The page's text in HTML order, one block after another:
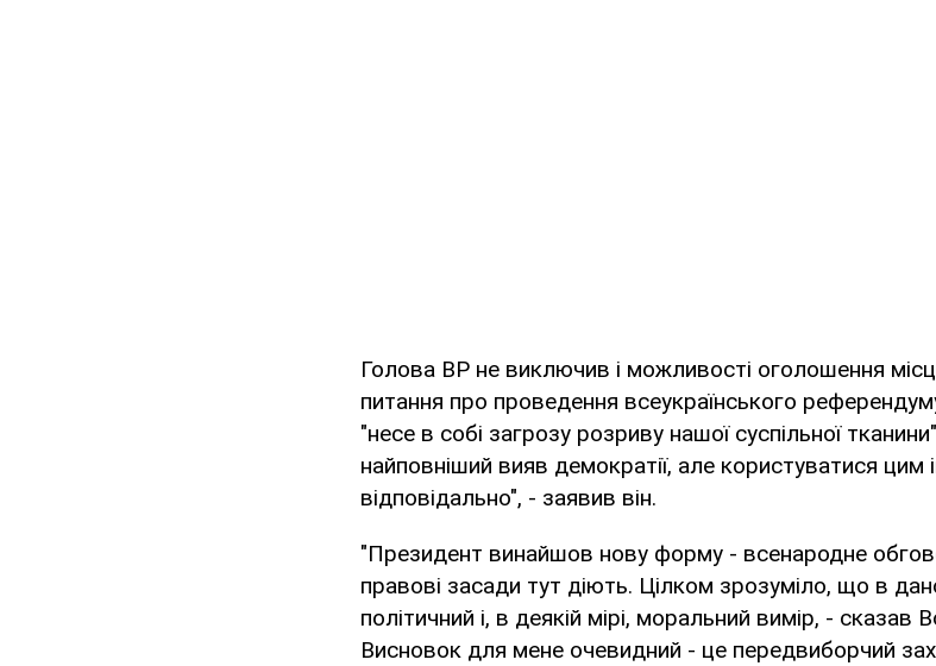
Голова ВР не виключив і можливості оголошення
питання про проведення всеукраїнського
"несе в собі загрозу розриву нашої суспільної
найповніший вияв демократії, але користуватися
відповідально", - заявив він.
"Президент винайшов нову форму - всенародне
правові засади тут діють. Цілком зрозуміло, що в
політичний і, в деякій мірі, моральний вимір, -
Висновок для мене очевидний - це передвиборчий